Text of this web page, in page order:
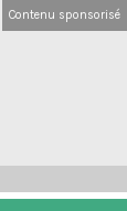
Contenu sponsorisé